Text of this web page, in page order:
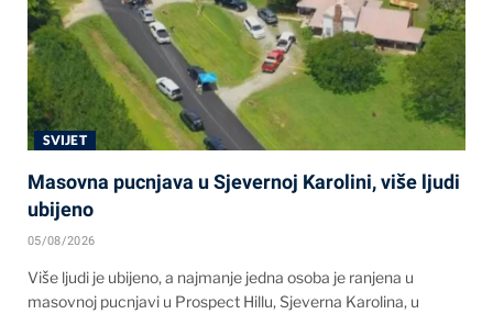
SVIJET
Masovna pucnjava u Sjevernoj Karolini, više ljudi
ubijeno
05/08/2026
Više ljudi je ubijeno, a najmanje jedna osoba je ranjena u
masovnoj pucnjavi u Prospect Hillu, Sjeverna Karolina, u